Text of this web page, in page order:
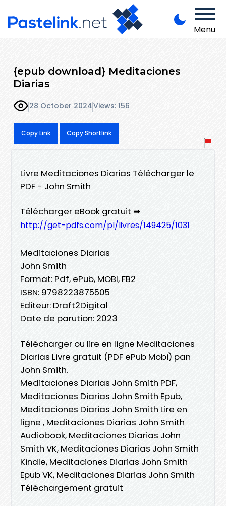
Menu
{epub download} Meditaciones
Diarias
28 October 2024Views: 156
Copy Link Copy Shortlink
Livre Meditaciones Diarias Télécharger le
PDF - John Smith
Télécharger eBook gratuit ➡
http://get-pdfs.com/pl/livres/149425/1031
Meditaciones Diarias
John Smith
Format: Pdf, ePub, MOBI, FB2
ISBN: 9798223875505
Editeur: Draft2Digital
Date de parution: 2023
Télécharger ou lire en ligne Meditaciones
Diarias Livre gratuit (PDF ePub Mobi) pan
John Smith.
Meditaciones Diarias John Smith PDF,
Meditaciones Diarias John Smith Epub,
Meditaciones Diarias John Smith Lire en
ligne , Meditaciones Diarias John Smith
Audiobook, Meditaciones Diarias John
Smith VK, Meditaciones Diarias John Smith
Kindle, Meditaciones Diarias John Smith
Epub VK, Meditaciones Diarias John Smith
Téléchargement gratuit